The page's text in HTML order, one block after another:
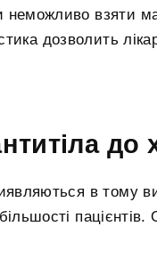
неможливо взяти
дозволить
до
в тому